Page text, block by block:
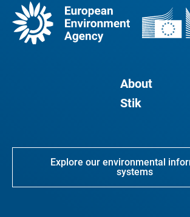
About
Stik
Explore our environmental
systems